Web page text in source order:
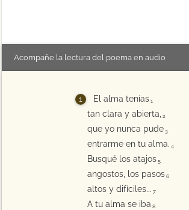
Acompañe la lectura del poema en audio
El alma tenías 1
tan clara y abierta, 2
que yo nunca pude 3
entrarme en tu alma. 4
Busqué los atajos 5
angostos, los pasos 6
altos y difíciles... 7
A tu alma se iba 8